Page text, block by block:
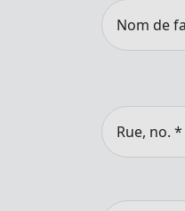
Nom de
Rue, no. *